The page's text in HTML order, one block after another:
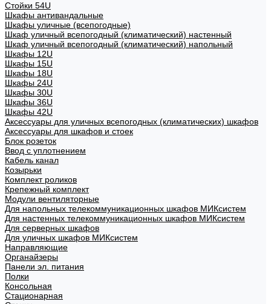
Стойки 54U
Шкафы антивандальные
Шкафы уличные (всепогодные)
Шкаф уличный всепогодный (климатический) настенный
Шкаф уличный всепогодный (климатический) напольный
Шкафы 12U
Шкафы 15U
Шкафы 18U
Шкафы 24U
Шкафы 30U
Шкафы 36U
Шкафы 42U
Аксессуары для уличных всепогодных (климатических) шкафов
Аксессуары для шкафов и стоек
Блок розеток
Ввод с уплотнением
Кабель канал
Козырьки
Комплект роликов
Крепежный комплект
Модули вентиляторные
Для напольных телекоммуникационных шкафов МИКсистем
Для настенных телекоммуникационных шкафов МИКсистем
Для серверных шкафов
Для уличных шкафов МИКсистем
Направляющие
Органайзеры
Панели эл. питания
Полки
Консольная
Стационарная